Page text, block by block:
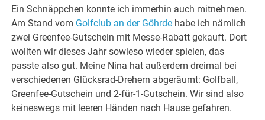
Ein Schnäppchen konnte ich immerhin auch mitnehmen.
Am Stand vom Golfclub an der Göhrde habe ich nämlich
zwei Greenfee-Gutschein mit Messe-Rabatt gekauft. Dort
wollten wir dieses Jahr sowieso wieder spielen, das
passte also gut. Meine Nina hat außerdem dreimal bei
verschiedenen Glücksrad-Drehern abgeräumt: Golfball,
Greenfee-Gutschein und 2-für-1-Gutschein. Wir sind also
keineswegs mit leeren Händen nach Hause gefahren.